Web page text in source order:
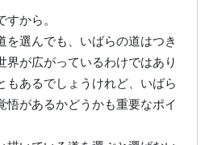
から。
を選んでも、いばらの道はつき
界が広がっているわけではあり
もあるでしょうけれど、いばら
悟があるかどうかも重要なポイ